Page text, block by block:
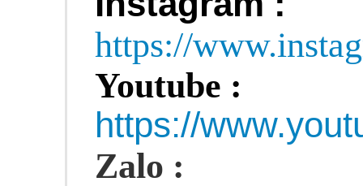
https://
Youtube :
https://
Zalo :